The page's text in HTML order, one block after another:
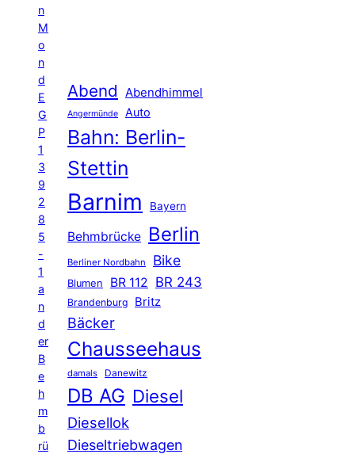
n
M
o
n
d
E
G
P
1
3
9
2
8
5
-
1
a
n
d
er
B
e
h
m
b
rü
Abend Abendhimmel
Angermünde Auto
Bahn: Berlin-
Stettin
Barnim Bayern
Behmbrücke Berlin
Berliner Nordbahn Bike
Blumen BR 112 BR 243
Brandenburg Britz
Bäcker
Chausseehaus
damals Danewitz
DB AG Diesel
Diesellok
Dieseltriebwagen